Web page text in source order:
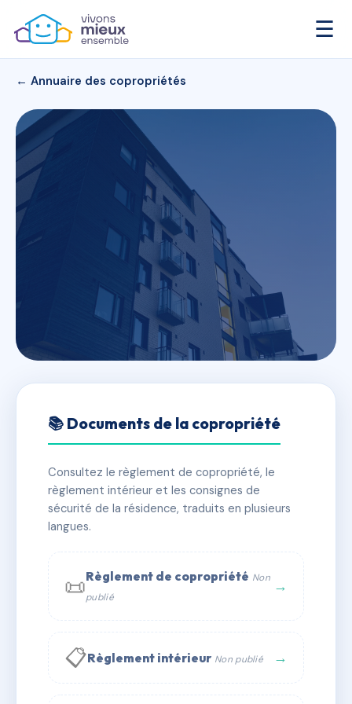
☰
← Annuaire des copropriétés
PETIT PUITS
✓ Immatriculée 🏠 24 lots 🏗 2 bâtiment(s)
📞 Contacter Syndic Digital
📚 Documents de la copropriété
Consultez le règlement de copropriété, le
règlement intérieur et les consignes de
sécurité de la résidence, traduits en plusieurs
langues.
📜Règlement de copropriété Non
publié
→
📋Règlement intérieur Non publié →